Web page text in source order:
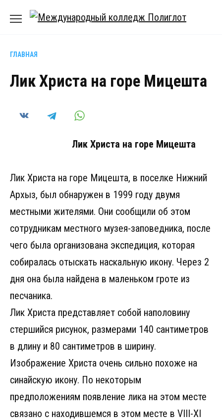
Перейти
ГЛАВНАЯ
Лик Христа на горе Мицешта
Лик Христа на горе Мицешта
Лик Христа на горе Мицешта, в поселке Нижний
Архыз, был обнаружен в 1999 году двумя
местными жителями. Они сообщили об этом
сотрудникам местного музея-заповедника, после
чего была организована экспедиция, которая
собиралась отыскать наскальную икону. Через 2
дня она была найдена в маленьком гроте из
песчаника.
Лик Христа представляет собой наполовину
стершийся рисунок, размерами 140 сантиметров
в длину и 80 сантиметров в ширину.
Изображение Христа очень сильно похоже на
синайскую икону. По некоторым
предположениям появление лика на этом месте
связано с находившемся в этом месте в VIII-XI